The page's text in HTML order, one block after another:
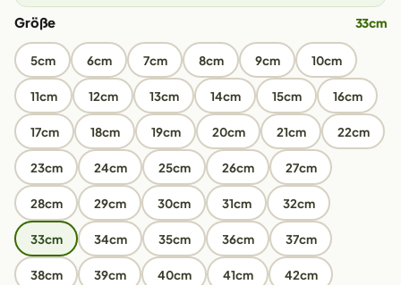
Größe 33cm
5cm 6cm 7cm 8cm 9cm 10cm
11cm 12cm 13cm 14cm 15cm 16cm
17cm 18cm 19cm 20cm 21cm 22cm
23cm 24cm 25cm 26cm 27cm
28cm 29cm 30cm 31cm 32cm
33cm 34cm 35cm 36cm 37cm
38cm 39cm 40cm 41cm 42cm